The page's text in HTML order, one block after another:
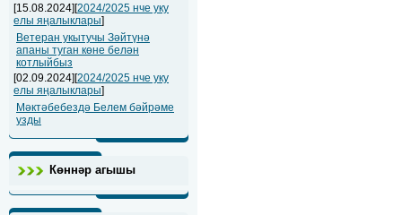
[15.08.2024][2024/2025 нче уку
елы яңалыклары]
Ветеран укытучы Зәйтүнә
апаны туган көне белән
котлыйбыз
[02.09.2024][2024/2025 нче уку
елы яңалыклары]
Мәктәбебездә Белем бәйрәме
узды
Көннәр агышы